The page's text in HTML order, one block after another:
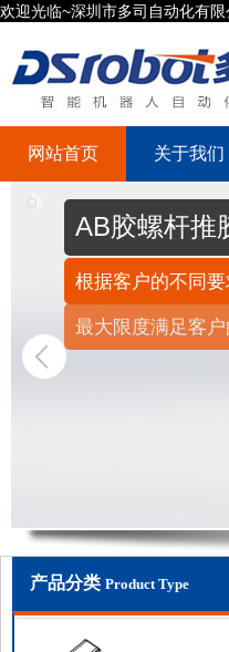
欢迎光临~深圳市多司自动化有限
网站首页 关于我们
AB胶螺杆推
根据客户的不同要
最大限度满足客
产品分类 Product Type